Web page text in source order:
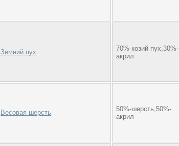
Зимний пух
70%-козий пух,30%-
акрил
Весовая шерсть
50%-шерсть,50%-
акрил